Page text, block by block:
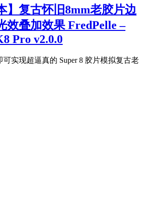
】复古怀旧8mm老胶片边
效叠加效果 FredPelle –
Pro v2.0.0
实现超逼真的 Super 8 胶片模拟复古老